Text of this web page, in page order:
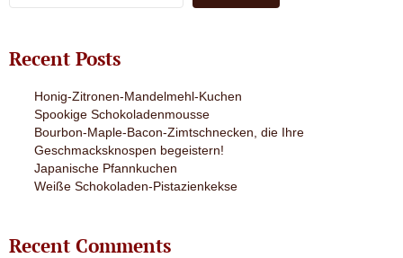
Recent Posts
Honig-Zitronen-Mandelmehl-Kuchen
Spookige Schokoladenmousse
Bourbon-Maple-Bacon-Zimtschnecken, die Ihre
Geschmacksknospen begeistern!
Japanische Pfannkuchen
Weiße Schokoladen-Pistazienkekse
Recent Comments